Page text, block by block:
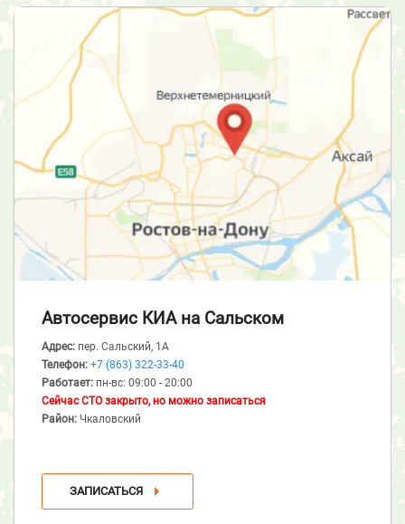
Автосервис КИА на Сальском
Адрес: пер. Сальский, 1А
Телефон: +7 (863) 322-33-40
Работает: пн-вс: 09:00 - 20:00
Сейчас СТО закрыто, но можно записаться
Район: Чкаловский
ЗАПИСАТЬСЯ